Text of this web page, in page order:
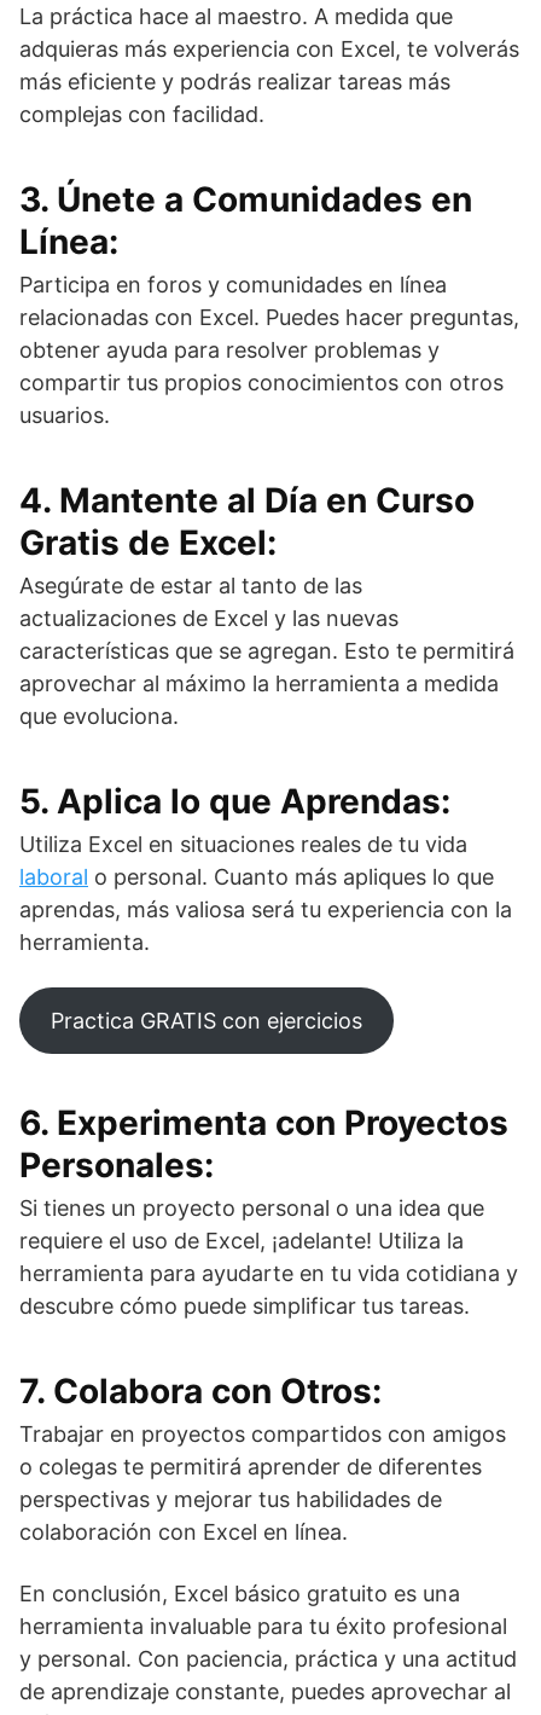
La práctica hace al maestro. A medida que
adquieras más experiencia con Excel, te volverás
más eficiente y podrás realizar tareas más
complejas con facilidad.
3. Únete a Comunidades en
Línea:
Participa en foros y comunidades en línea
relacionadas con Excel. Puedes hacer preguntas,
obtener ayuda para resolver problemas y
compartir tus propios conocimientos con otros
usuarios.
4. Mantente al Día en Curso
Gratis de Excel:
Asegúrate de estar al tanto de las
actualizaciones de Excel y las nuevas
características que se agregan. Esto te permitirá
aprovechar al máximo la herramienta a medida
que evoluciona.
5. Aplica lo que Aprendas:
Utiliza Excel en situaciones reales de tu vida
laboral o personal. Cuanto más apliques lo que
aprendas, más valiosa será tu experiencia con la
herramienta.
Practica GRATIS con ejercicios
6. Experimenta con Proyectos
Personales:
Si tienes un proyecto personal o una idea que
requiere el uso de Excel, ¡adelante! Utiliza la
herramienta para ayudarte en tu vida cotidiana y
descubre cómo puede simplificar tus tareas.
7. Colabora con Otros:
Trabajar en proyectos compartidos con amigos
o colegas te permitirá aprender de diferentes
perspectivas y mejorar tus habilidades de
colaboración con Excel en línea.
En conclusión, Excel básico gratuito es una
herramienta invaluable para tu éxito profesional
y personal. Con paciencia, práctica y una actitud
de aprendizaje constante, puedes aprovechar al